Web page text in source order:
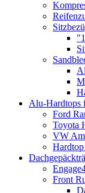
Alu-Hardtops
Ford
Toyota
VW
Front